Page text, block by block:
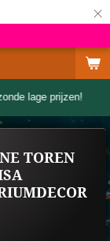
×
lage prijzen!
TOREN